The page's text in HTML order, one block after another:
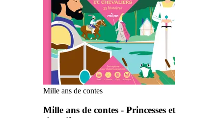
Mille ans de contes
Mille ans de contes - Princesses et